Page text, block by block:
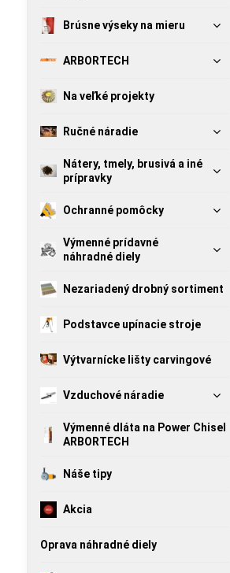
Brúsne výseky na mieru
ARBORTECH
Na veľké projekty
Ručné náradie
Nátery, tmely, brusivá a iné
prípravky
Ochranné pomôcky
Výmenné prídavné
náhradné diely
Nezariadený drobný sortiment
Podstavce upínacie stroje
Výtvarnícke lišty carvingové
Vzduchové náradie
Výmenné dláta na Power Chisel
ARBORTECH
Náše tipy
Akcia
Oprava náhradné diely